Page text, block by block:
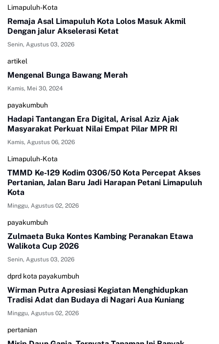
Limapuluh-Kota
Remaja Asal Limapuluh Kota Lolos Masuk Akmil
Dengan jalur Akselerasi Ketat
Senin, Agustus 03, 2026
artikel
Mengenal Bunga Bawang Merah
Kamis, Mei 30, 2024
payakumbuh
Hadapi Tantangan Era Digital, Arisal Aziz Ajak
Masyarakat Perkuat Nilai Empat Pilar MPR RI
Kamis, Agustus 06, 2026
Limapuluh-Kota
TMMD Ke-129 Kodim 0306/50 Kota Percepat Akses
Pertanian, Jalan Baru Jadi Harapan Petani Limapuluh
Kota
Minggu, Agustus 02, 2026
payakumbuh
Zulmaeta Buka Kontes Kambing Peranakan Etawa
Walikota Cup 2026
Senin, Agustus 03, 2026
dprd kota payakumbuh
Wirman Putra Apresiasi Kegiatan Menghidupkan
Tradisi Adat dan Budaya di Nagari Aua Kuniang
Minggu, Agustus 02, 2026
pertanian